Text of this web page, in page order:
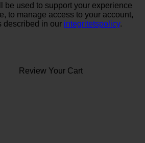
be used to support your experience
to manage access to your account,
described in our integritetspolicy.
Review Your Cart